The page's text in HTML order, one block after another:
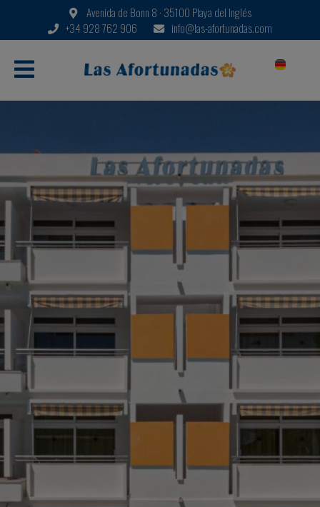
Avenida de Bonn 8 · 35100 Playa del Inglés
+34 928 762 906
info@las-afortunadas.com